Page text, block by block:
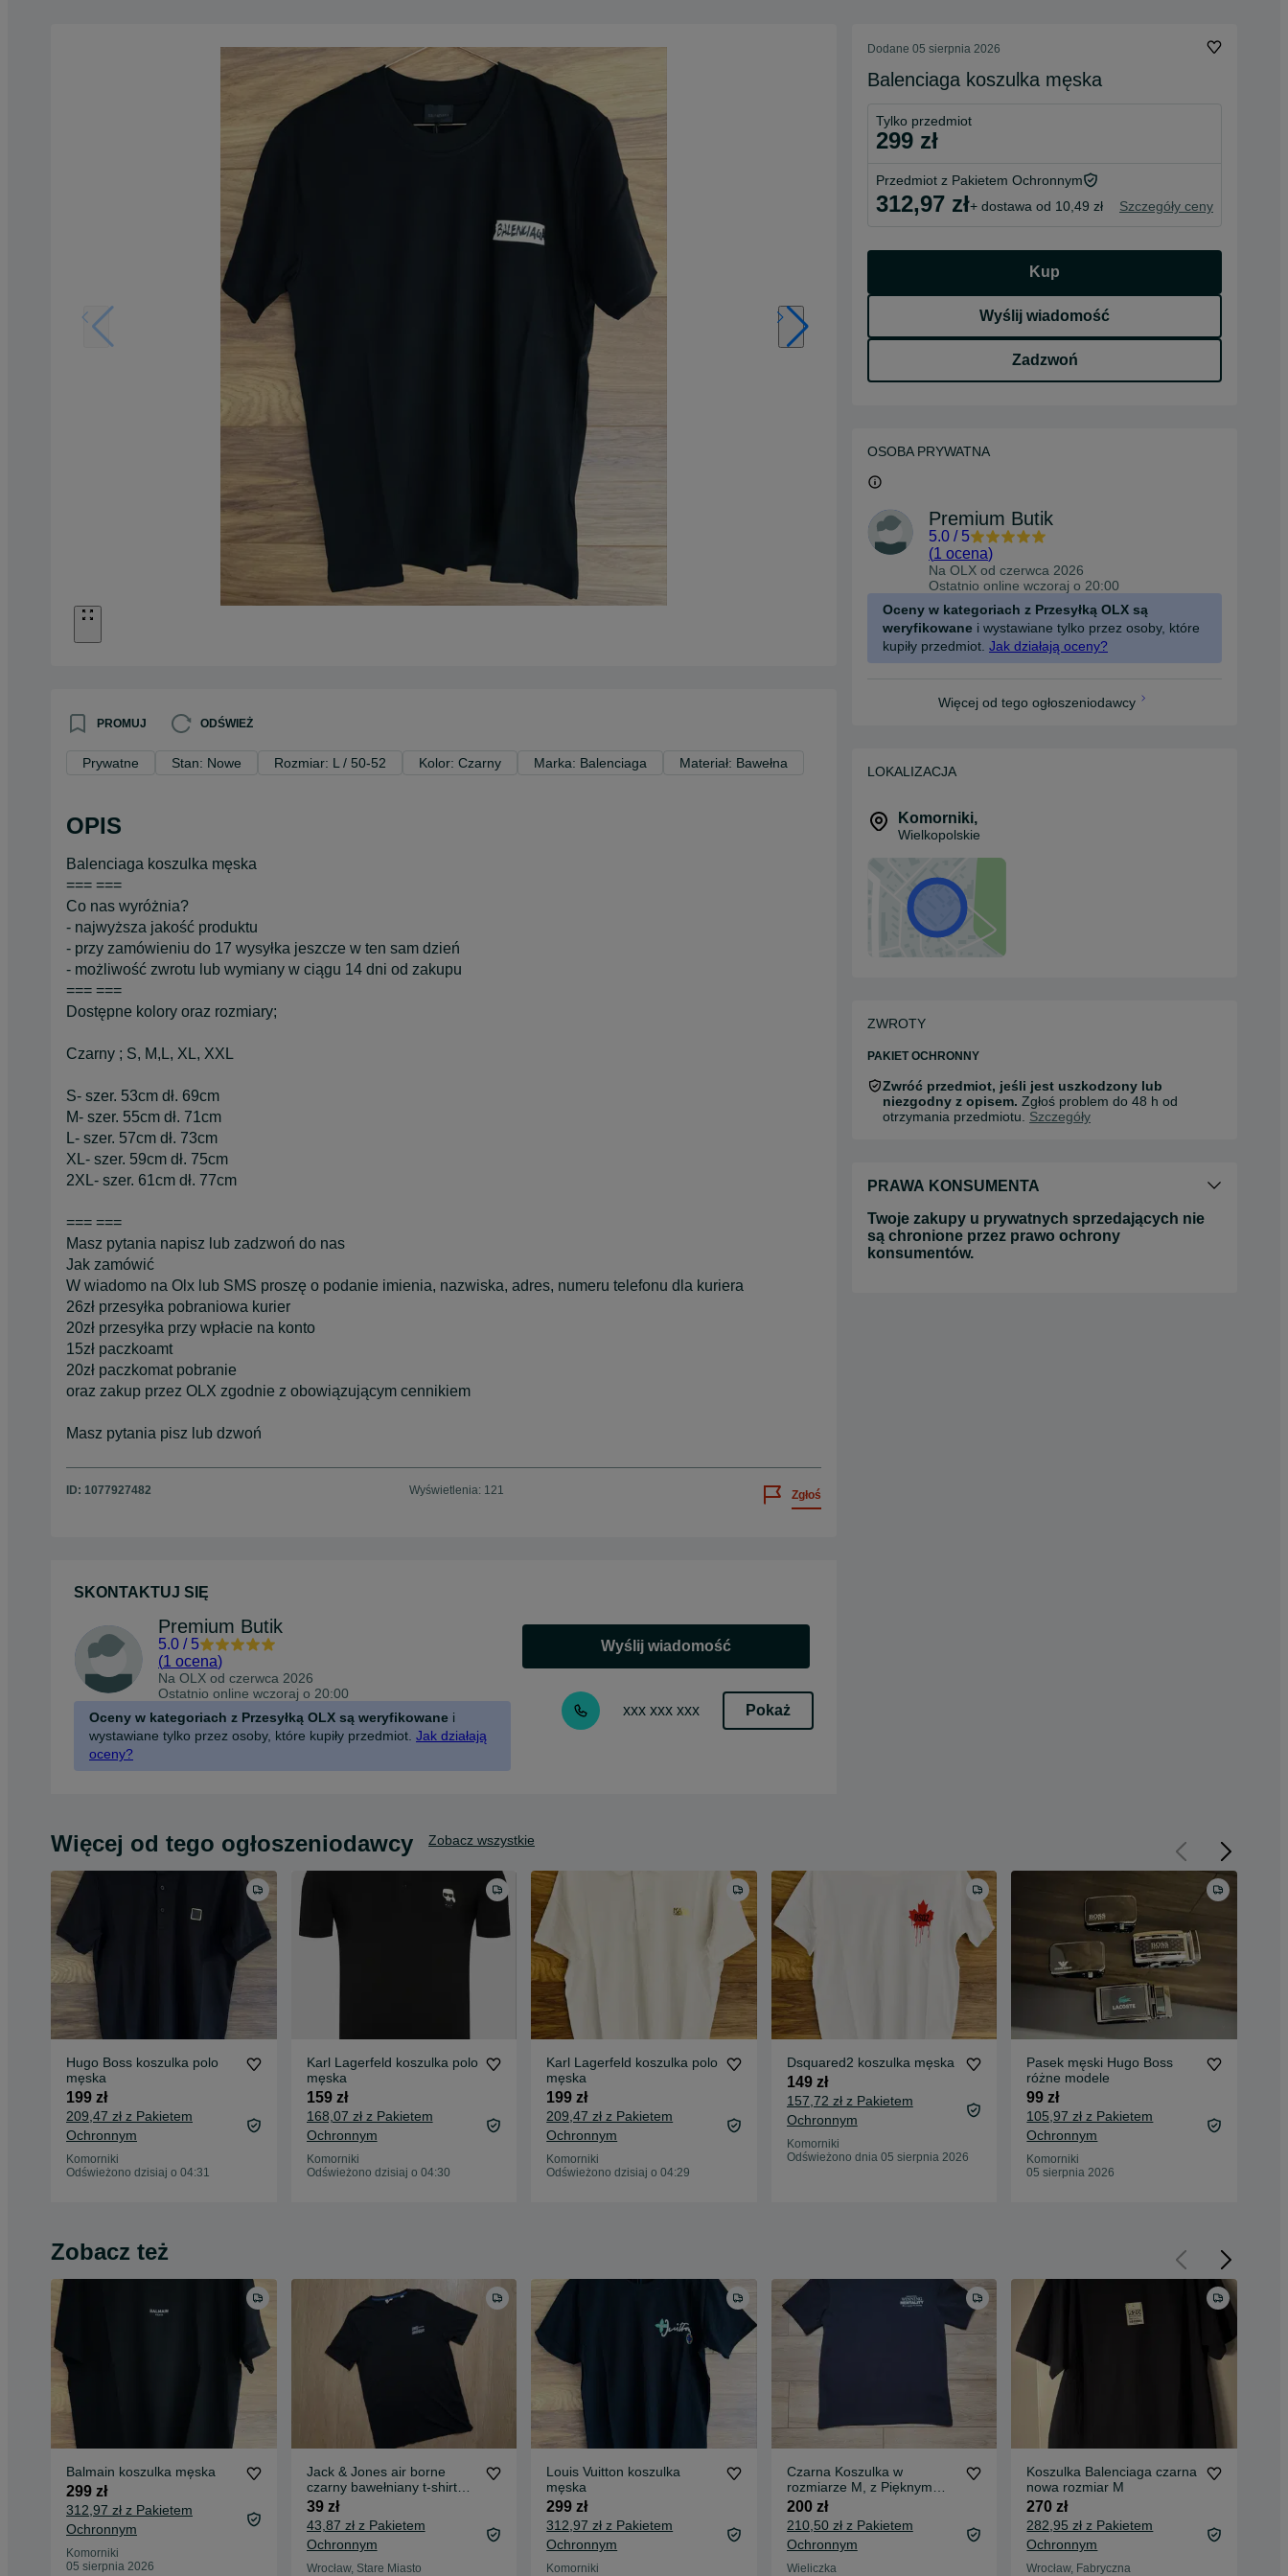
PROMUJ ODŚWIEŻ
Prywatne Stan: Nowe Rozmiar: L / 50-52 Kolor: Czarny Marka: Balenciaga Materiał: Bawełna
OPIS
Balenciaga koszulka męska
=== ===
Co nas wyróżnia?
- najwyższa jakość produktu
- przy zamówieniu do 17 wysyłka jeszcze w ten sam dzień
- możliwość zwrotu lub wymiany w ciągu 14 dni od zakupu
=== ===
Dostępne kolory oraz rozmiary;
Czarny ; S, M,L, XL, XXL
S- szer. 53cm dł. 69cm
M- szer. 55cm dł. 71cm
L- szer. 57cm dł. 73cm
XL- szer. 59cm dł. 75cm
2XL- szer. 61cm dł. 77cm
=== ===
Masz pytania napisz lub zadzwoń do nas
Jak zamówić
W wiadomo na Olx lub SMS proszę o podanie imienia, nazwiska, adres, numeru telefonu dla kuriera
26zł przesyłka pobraniowa kurier
20zł przesyłka przy wpłacie na konto
15zł paczkoamt
20zł paczkomat pobranie
oraz zakup przez OLX zgodnie z obowiązującym cennikiem
Masz pytania pisz lub dzwoń
ID: 1077927482 Wyświetlenia: 121 Zgłoś
SKONTAKTUJ SIĘ
Premium Butik
5.0 / 5
(1 ocena)
Na OLX od czerwca 2026
Ostatnio online wczoraj o 20:00
Oceny w kategoriach z Przesyłką OLX są weryfikowane i
wystawiane tylko przez osoby, które kupiły przedmiot. Jak działają
oceny?
Wyślij wiadomość
xxx xxx xxx Pokaż
Dodane 05 sierpnia 2026
Balenciaga koszulka męska
Tylko przedmiot
299 zł
Przedmiot z Pakietem Ochronnym
312,97 zł+ dostawa od 10,49 zł Szczegóły ceny
Kup
Wyślij wiadomość
Zadzwoń
OSOBA PRYWATNA
Premium Butik
5.0 / 5
(1 ocena)
Na OLX od czerwca 2026
Ostatnio online wczoraj o 20:00
Oceny w kategoriach z Przesyłką OLX są
weryfikowane i wystawiane tylko przez osoby, które
kupiły przedmiot. Jak działają oceny?
Więcej od tego ogłoszeniodawcy
LOKALIZACJA
Komorniki,
Wielkopolskie
ZWROTY
PAKIET OCHRONNY
Zwróć przedmiot, jeśli jest uszkodzony lub
niezgodny z opisem. Zgłoś problem do 48 h od
otrzymania przedmiotu. Szczegóły
PRAWA KONSUMENTA
Twoje zakupy u prywatnych sprzedających nie
są chronione przez prawo ochrony
konsumentów.
Więcej od tego ogłoszeniodawcy Zobacz wszystkie
Hugo Boss koszulka polo
męska
199 zł
209,47 zł z Pakietem
Ochronnym
Komorniki
Odświeżono dzisiaj o 04:31
Karl Lagerfeld koszulka polo
męska
159 zł
168,07 zł z Pakietem
Ochronnym
Komorniki
Odświeżono dzisiaj o 04:30
Karl Lagerfeld koszulka polo
męska
199 zł
209,47 zł z Pakietem
Ochronnym
Komorniki
Odświeżono dzisiaj o 04:29
Dsquared2 koszulka męska
149 zł
157,72 zł z Pakietem
Ochronnym
Komorniki
Odświeżono dnia 05 sierpnia 2026
Pasek męski Hugo Boss
różne modele
99 zł
105,97 zł z Pakietem
Ochronnym
Komorniki
05 sierpnia 2026
Zobacz też
Balmain koszulka męska
299 zł
312,97 zł z Pakietem
Ochronnym
Komorniki
05 sierpnia 2026
Jack & Jones air borne
czarny bawełniany t-shirt
męski XL
39 zł
43,87 zł z Pakietem
Ochronnym
Wrocław, Stare Miasto
Louis Vuitton koszulka
męska
299 zł
312,97 zł z Pakietem
Ochronnym
Komorniki
Czarna Koszulka w
rozmiarze M, z Pięknym
nadrukiem
200 zł
210,50 zł z Pakietem
Ochronnym
Wieliczka
Koszulka Balenciaga czarna
nowa rozmiar M
270 zł
282,95 zł z Pakietem
Ochronnym
Wrocław, Fabryczna